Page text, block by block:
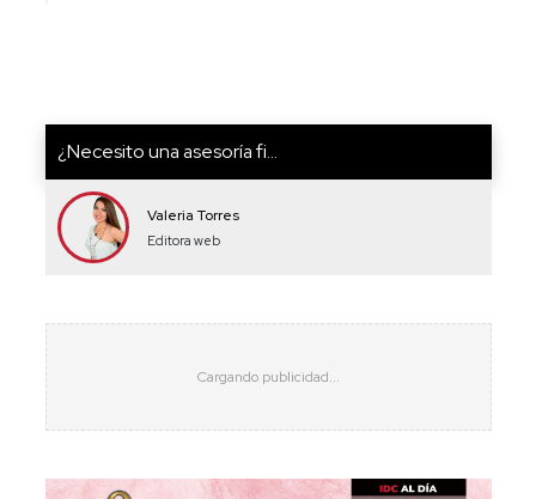
¿Necesito una asesoría fi...
Valeria Torres
Editora web